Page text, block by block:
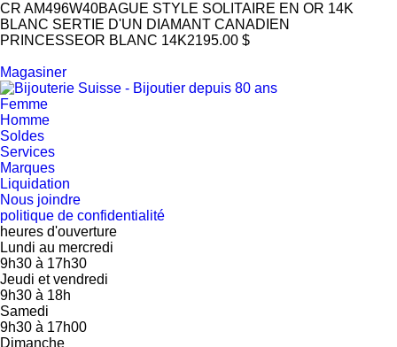
CR AM496W40BAGUE STYLE SOLITAIRE EN OR 14K
BLANC SERTIE D'UN DIAMANT CANADIEN
PRINCESSEOR BLANC 14K2195.00 $
Magasiner
Femme
Homme
Soldes
Services
Marques
Liquidation
Nous joindre
politique de confidentialité
heures d'ouverture
Lundi au mercredi
9h30 à 17h30
Jeudi et vendredi
9h30 à 18h
Samedi
9h30 à 17h00
Dimanche